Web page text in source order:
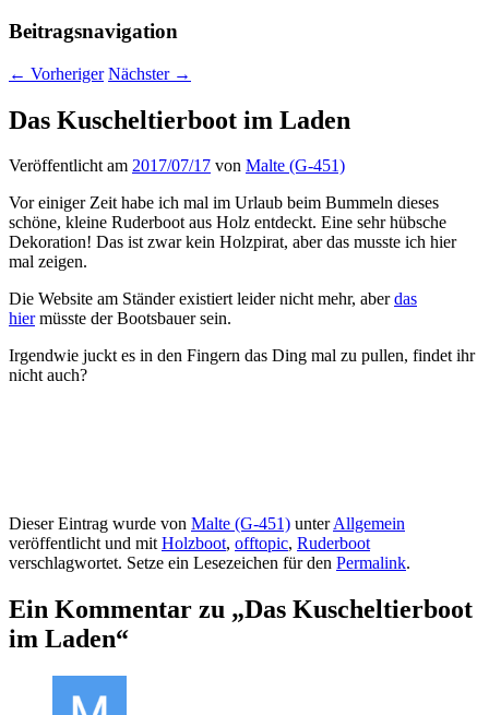
Beitragsnavigation
← Vorheriger Nächster →
Das Kuscheltierboot im Laden
Veröffentlicht am 2017/07/17 von Malte (G-451)
Vor einiger Zeit habe ich mal im Urlaub beim Bummeln dieses
schöne, kleine Ruderboot aus Holz entdeckt. Eine sehr hübsche
Dekoration! Das ist zwar kein Holzpirat, aber das musste ich hier
mal zeigen.
Die Website am Ständer existiert leider nicht mehr, aberdas
hiermüsste der Bootsbauer sein.
Irgendwie juckt es in den Fingern das Ding mal zu pullen, findet ihr
nicht auch?
Dieser Eintrag wurde von Malte (G-451) unterAllgemein
veröffentlicht und mitHolzboot, offtopic, Ruderboot
verschlagwortet. Setze ein Lesezeichen für den Permalink.
Ein Kommentar zu „Das Kuscheltierboot
im Laden“